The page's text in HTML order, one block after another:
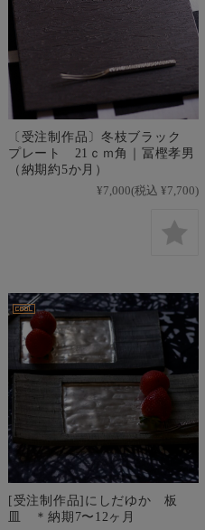
〔受注制作品〕冬枝ブラック
プレート 21ｃｍ角｜冨樫孝男
（納期約5か月）
¥7,000(税込 ¥7,700)
[受注制作品]にしだゆか 板
皿 ＊納期7〜12ヶ月